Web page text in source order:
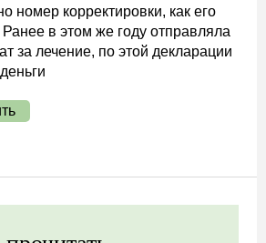
номер корректировки, как его
Ранее в этом же году отправляла
за лечение, по этой декларации